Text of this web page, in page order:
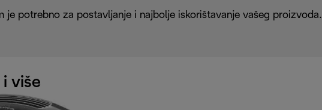
je potrebno za postavljanje i najbolje iskorištavanje vašeg proizvoda.
i više